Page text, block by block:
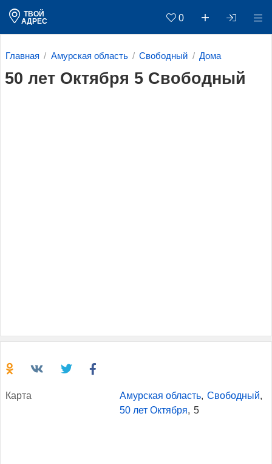
ТВОЙ
АДРЕС
0
Главная Амурская область Свободный Дома
50 лет Октября 5 Свободный
Кар­та Амурская область, Свободный,
50 лет Октября, 5